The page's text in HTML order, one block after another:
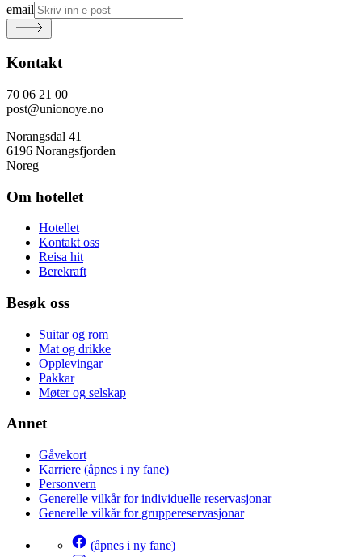
email
Kontakt
70 06 21 00
post@unionoye.no
Norangsdal 41
6196 Norangsfjorden
Noreg
Om hotellet
Hotellet
Kontakt oss
Reisa hit
Berekraft
Besøk oss
Suitar og rom
Mat og drikke
Opplevingar
Pakkar
Møter og selskap
Annet
Gåvekort
Karriere (åpnes i ny fane)
Personvern
Generelle vilkår for individuelle reservasjonar
Generelle vilkår for gruppereservasjonar
(åpnes i ny fane)